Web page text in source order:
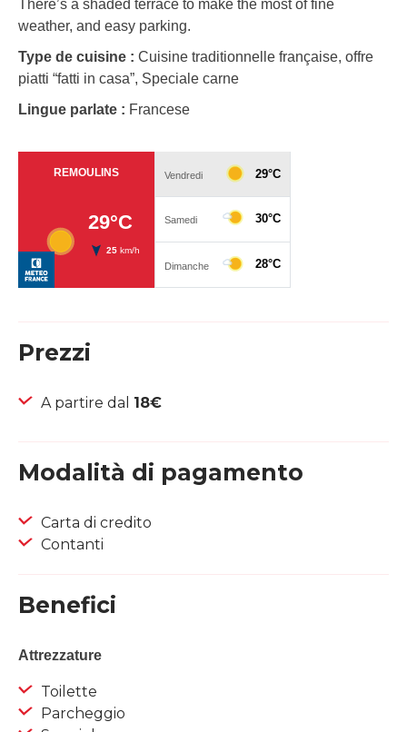
There’s a shaded terrace to make the most of fine
weather, and easy parking.
Type de cuisine : Cuisine traditionnelle française, offre
piatti “fatti in casa”, Speciale carne
Lingue parlate : Francese
Prezzi
A partire dal 18€
Modalità di pagamento
Carta di credito
Contanti
Benefici
Attrezzature
Toilette
Parcheggio